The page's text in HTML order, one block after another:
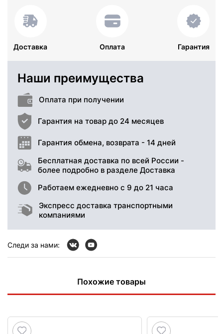
Доставка Оплата Гарантия
Наши преимущества
Оплата при получении
Гарантия на товар до 24 месяцев
Гарантия обмена, возврата - 14 дней
Бесплатная доставка по всей России -
более подробно в разделе Доставка
Работаем ежедневно с 9 до 21 часа
Экспресс доставка транспортными
компаниями
Следи за нами:
Похожие товары